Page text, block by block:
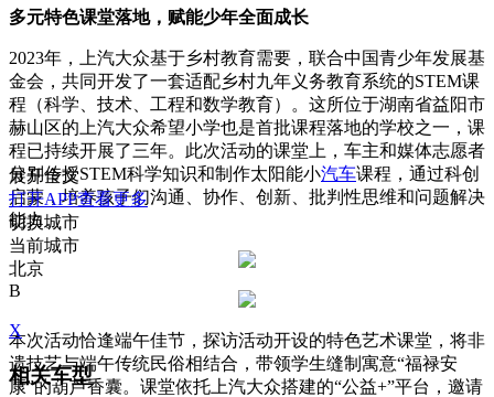
多元特色课堂落地，赋能少年全面成长
2023年，上汽大众基于乡村教育需要，联合中国青少年发展基
金会，共同开发了一套适配乡村九年义务教育系统的STEM课
程（科学、技术、工程和数学教育）。这所位于湖南省益阳市
赫山区的上汽大众希望小学也是首批课程落地的学校之一，课
程已持续开展了三年。此次活动的课堂上，车主和媒体志愿者
分别传授STEM科学知识和制作太阳能小汽车课程，通过科创
启蒙，培养孩子们沟通、协作、创新、批判性思维和问题解决
能力。
本次活动恰逢端午佳节，探访活动开设的特色艺术课堂，将非
遗技艺与端午传统民俗相结合，带领学生缝制寓意“福禄安
康”的葫芦香囊。课堂依托上汽大众搭建的“公益+”平台，邀请
展开全文
打开APP查看更多
切换城市
当前城市
北京
B
X
相关车型